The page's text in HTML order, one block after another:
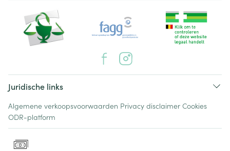
Juridische links
Algemene verkoopsvoorwaarden Privacy disclaimer Cookies
ODR-platform